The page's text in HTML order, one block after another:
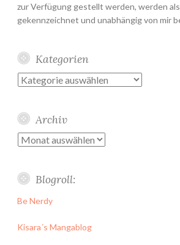
zur Verfügung gestellt werden, werden
gekennzeichnet und unabhängig von mir
Kategorien
Kategorien
Archiv
Archiv
Blogroll:
Be Nerdy
Kisara´s Mangablog